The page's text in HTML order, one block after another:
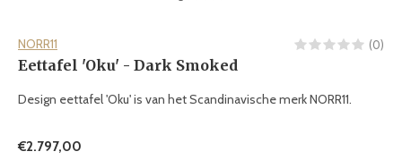
NORR11 (0)
Eettafel 'Oku' - Dark Smoked
Design eettafel 'Oku' is van het Scandinavische merk NORR11.
€2.797,00